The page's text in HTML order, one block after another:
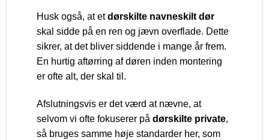
Husk også, at etdørskilte navneskilt dør
skal sidde på en ren og jævn overflade. Dette
sikrer, at det bliver siddende i mange år frem.
En hurtig aftørring af døren inden montering
er ofte alt, der skal til.
Afslutningsvis er det værd at nævne, at
selvom vi ofte fokuserer på dørskilte private,
så bruges samme høje standarder her, som